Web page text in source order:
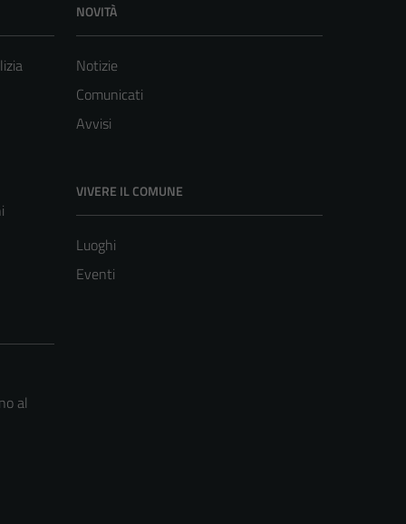
NOVITÀ
Notizie
Comunicati
Avvisi
VIVERE IL COMUNE
Luoghi
Eventi
al